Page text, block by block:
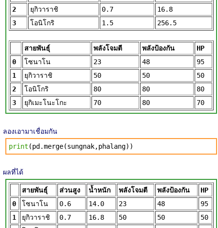
2
ยุกิวาราชิ 0.7
16.8
3
โอนิโกริ 1.5 256.5
สายพันธุ์ พลังโจมตี พลังป้องกัน
HP
0
โซนาโน 23 48
95
1
ยุกิวาราชิ 50 50
50
2
โอนิโกริ 80 80
80
3
ยุกิเมะโนะโกะ 70 80 70
ลองเอามาเชื่อมกัน
print (pd.merge(sungnak,phalang))
ผลที่ได้
สายพันธุ์ ส่วนสูง น้ำหนัก พลังโจมตี พลังป้องกัน
HP
0
โซนาโน 0.6 14.0 23 48
95
1
ยุกิวาราชิ 0.7 16.8 50 50
50